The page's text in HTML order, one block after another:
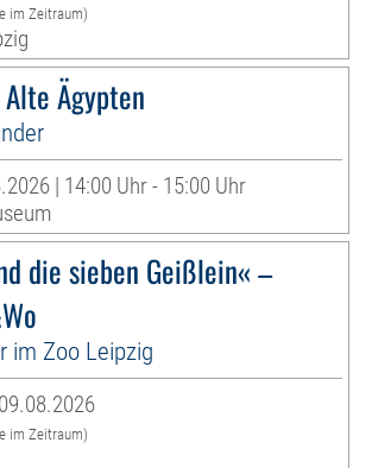
im Zeitraum)
Ägypten
| 14:00 Uhr - 15:00 Uhr
die sieben Geißlein« –
im Zoo Leipzig
im Zeitraum)